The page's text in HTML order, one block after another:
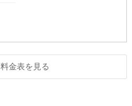
料金表を見る